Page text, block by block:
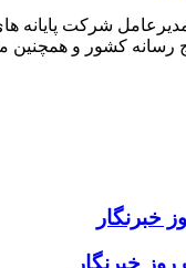
شرکت پایانه
کشور و همچنین
خبرنگار
خبرنگار